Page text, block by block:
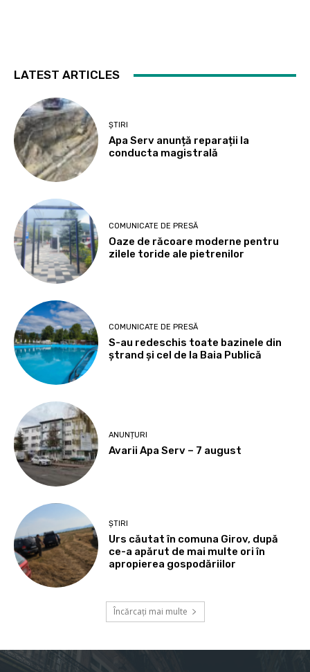
LATEST ARTICLES
ȘTIRI
Apa Serv anunță reparații la
conducta magistrală
COMUNICATE DE PRESĂ
Oaze de răcoare moderne pentru
zilele toride ale pietrenilor
COMUNICATE DE PRESĂ
S-au redeschis toate bazinele din
ștrand și cel de la Baia Publică
ANUNȚURI
Avarii Apa Serv – 7 august
ȘTIRI
Urs căutat în comuna Girov, după
ce-a apărut de mai multe ori în
apropierea gospodăriilor
Încărcați mai multe